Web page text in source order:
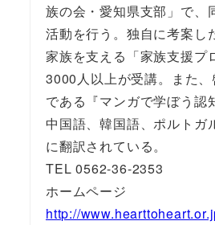
族の会・愛知県支部」で、
活動を行う。独自に考案し
家族を支える「家族支援プ
3000人以上が受講。また
である『マンガで学ぼう認
中国語、韓国語、ポルトガ
に翻訳されている。
TEL 0562-36-2353
ホームページ
http://